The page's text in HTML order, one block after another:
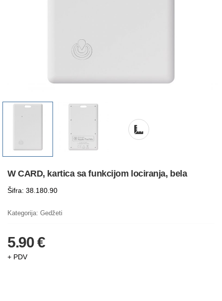
W CARD, kartica sa funkcijom lociranja, bela
Šifra: 38.180.90
Kategorija: Gedžeti
5.90 €
+ PDV